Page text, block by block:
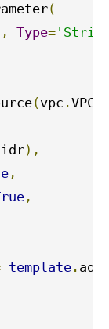
(
, Type=
(vpc .VPC
),
,
,
template .